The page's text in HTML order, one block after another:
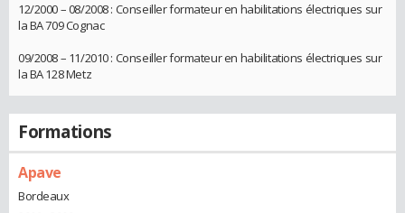
12/2000 – 08/2008 : Conseiller formateur en habilitations électriques sur
la BA 709 Cognac
09/2008 – 11/2010 : Conseiller formateur en habilitations électriques sur
la BA 128 Metz
Formations
Apave
Bordeaux